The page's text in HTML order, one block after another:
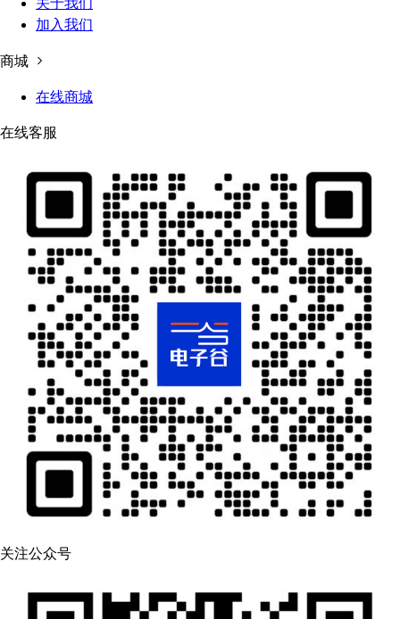
加入我们
商城
在线商城
在线客服
关注公众号